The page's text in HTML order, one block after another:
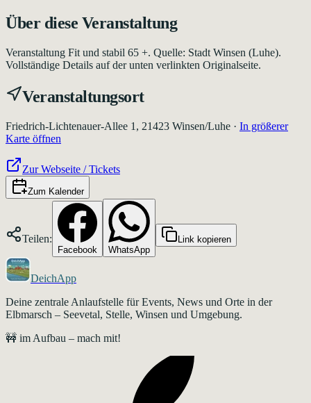
Über diese Veranstaltung
Veranstaltung Fit und stabil 65 +. Quelle: Stadt Winsen (Luhe).
Vollständige Details auf der unten verlinkten Originalseite.
Veranstaltungsort
Friedrich-Lichtenauer-Allee 1, 21423 Winsen/Luhe · In größerer
Karte öffnen
Zur Webseite / Tickets
Zum Kalender
Teilen:
Facebook WhatsApp
Link kopieren
DeichApp
Deine zentrale Anlaufstelle für Events, News und Orte in der
Elbmarsch – Seevetal, Stelle, Winsen und Umgebung.
🚧 im Aufbau – mach mit!